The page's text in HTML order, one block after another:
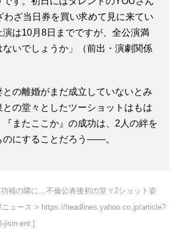
わざ当日券を買い求めて見に来てい
演は10月8日までですが、全公演満
ないでしょうか」（前出・演劇関係
との離婚がまだ成立していないとみ
との堂々としたツーショットはもは
またここか』の成功は、2人の絆を
のにすることだろう――。
補の隣に…不倫公表後初の堂々2ショット姿
ニュース > https://headlines.yahoo.co.jp/article?
jisin-ent ]